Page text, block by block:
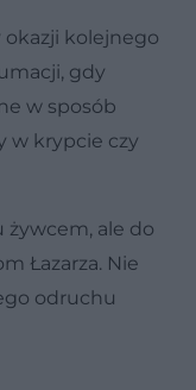
kolejnego
gdy
w sposób
w krypcie czy
ale do
Łazarza. Nie
odruchu